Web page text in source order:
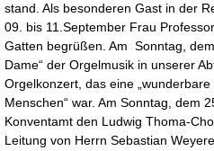
stand. Als besonderen Gast in der
09. bis 11.September Frau
Gatten begrüßen. Am Sonntag,
Dame“ der Orgelmusik in unserer
Orgelkonzert, das eine
Menschen“ war. Am Sonntag, dem
Konventamt den Ludwig Thoma-
Leitung von Herrn Sebastian